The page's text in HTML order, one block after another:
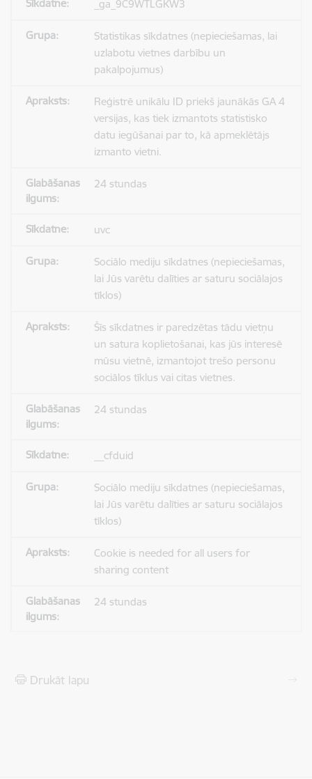
_ga_9C9WTLGKW3
Statistikas sīkdatnes (nepieciešamas, lai
uzlabotu vietnes darbību un
pakalpojumus)
Reģistrē unikālu ID priekš jaunākās GA 4
versijas, kas tiek izmantots statistisko
datu iegūšanai par to, kā apmeklētājs
izmanto vietni.
24 stundas
uvc
Sociālo mediju sīkdatnes (nepieciešamas,
lai Jūs varētu dalīties ar saturu sociālajos
tīklos)
Šīs sīkdatnes ir paredzētas tādu vietņu
un satura koplietošanai, kas jūs interesē
mūsu vietnē, izmantojot trešo personu
sociālos tīklus vai citas vietnes.
24 stundas
__cfduid
Sociālo mediju sīkdatnes (nepieciešamas,
lai Jūs varētu dalīties ar saturu sociālajos
tīklos)
Cookie is needed for all users for
sharing content
24 stundas
Drukāt lapu